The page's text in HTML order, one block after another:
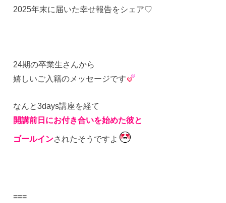
2025年末に届いた幸せ報告をシェア♡
24期の卒業生さんから
嬉しいご入籍のメッセージです
なんと3days講座を経て
開講前日にお付き合いを始めた彼と
ゴールインされたそうですよ
===